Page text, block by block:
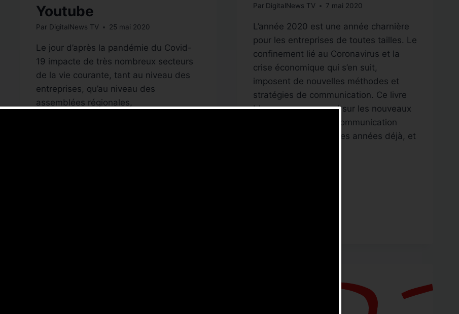
Youtube
Par DigitalNews TV 25 mai 2020
Le jour d’après la pandémie du Covid-
19 impacte de très nombreux secteurs
de la vie courante, tant au niveau des
entreprises, qu’au niveau des
assemblées régionales,
Par DigitalNews TV 7 mai 2020
L’année 2020 est une année charnière
pour les entreprises de toutes tailles. Le
confinement lié au Coronavirus et la
crise économique qui s’en suit,
imposent de nouvelles méthodes et
stratégies de communication. Ce livre
blanc pose un regard sur les nouveaux
usages de la vidéo, communication
entamée il y a quelques années déjà, et